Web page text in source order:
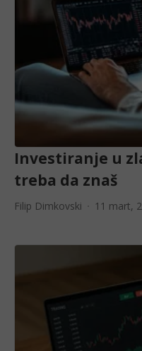
Investiranje u
treba da znaš
Filip Dimkovski 11 mart,